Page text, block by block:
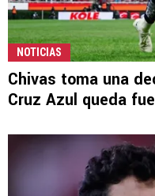
NOTICIAS
Chivas toma una
Cruz Azul queda